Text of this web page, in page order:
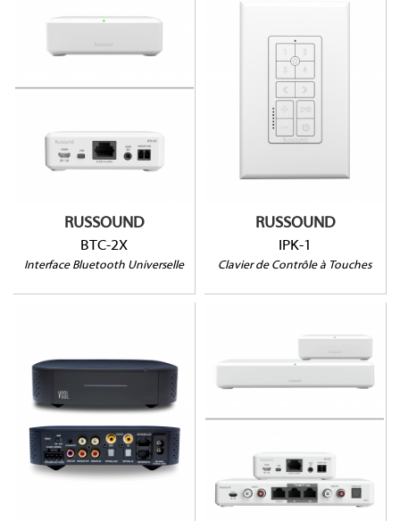
RUSSOUND
BTC-2X
Interface Bluetooth Universelle
BTC-2X
Déport avec MCA : 152m
Compatible tout système
audio
RUSSOUND
IPK-1
Clavier de Contrôle à Touches
IPK-1
Clavier IP et PoE
Pour MCA, SMZ et MBX
On/Off, Volume, Play-
Pause, Skip, Favoris
: 27mm
WiFi ( MIMO 2,4 / 5,8
GHz)
Toute application
musicale
35W@8Ω | 50W@4Ω
Portée BTC-2X : 20m
Déport BTC-2X : 152m
Compatible tout appareil
AV avec entrée RCA